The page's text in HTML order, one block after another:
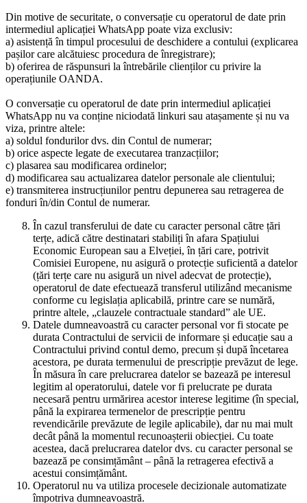
Din motive de securitate, o conversație cu operatorul de date prin
intermediul aplicației WhatsApp poate viza exclusiv:
a) asistență în timpul procesului de deschidere a contului (explicarea
pașilor care alcătuiesc procedura de înregistrare);
b) oferirea de răspunsuri la întrebările clienților cu privire la
operațiunile OANDA.
O conversație cu operatorul de date prin intermediul aplicației
WhatsApp nu va conține niciodată linkuri sau atașamente și nu va
viza, printre altele:
a) soldul fondurilor dvs. din Contul de numerar;
b) orice aspecte legate de executarea tranzacțiilor;
c) plasarea sau modificarea ordinelor;
d) modificarea sau actualizarea datelor personale ale clientului;
e) transmiterea instrucțiunilor pentru depunerea sau retragerea de
fonduri în/din Contul de numerar.
În cazul transferului de date cu caracter personal către țări
terțe, adică către destinatari stabiliți în afara Spațiului
Economic European sau a Elveției, în țări care, potrivit
Comisiei Europene, nu asigură o protecție suficientă a datelor
(țări terțe care nu asigură un nivel adecvat de protecție),
operatorul de date efectuează transferul utilizând mecanisme
conforme cu legislația aplicabilă, printre care se numără,
printre altele, „clauzele contractuale standard” ale UE.
Datele dumneavoastră cu caracter personal vor fi stocate pe
durata Contractului de servicii de informare și educație sau a
Contractului privind contul demo, precum și după încetarea
acestora, pe durata termenului de prescripție prevăzut de lege.
În măsura în care prelucrarea datelor se bazează pe interesul
legitim al operatorului, datele vor fi prelucrate pe durata
necesară pentru urmărirea acestor interese legitime (în special,
până la expirarea termenelor de prescripție pentru
revendicările prevăzute de legile aplicabile), dar nu mai mult
decât până la momentul recunoașterii obiecției. Cu toate
acestea, dacă prelucrarea datelor dvs. cu caracter personal se
bazează pe consimțământ – până la retragerea efectivă a
acestui consimțământ.
Operatorul nu va utiliza procesele decizionale automatizate
împotriva dumneavoastră.